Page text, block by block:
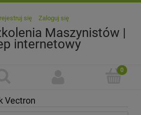
się Zaloguj się
Maszynistów |
internetowy
Vectron